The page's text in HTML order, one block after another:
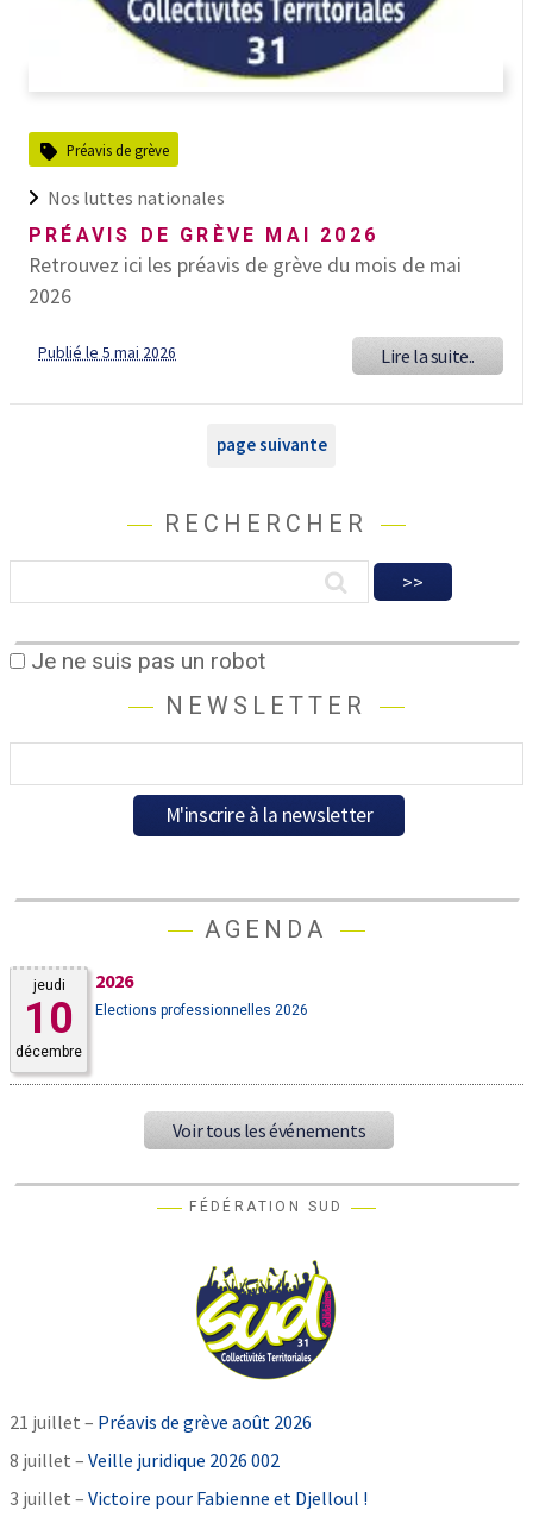
Préavis de grève
Nos luttes nationales
PRÉAVIS DE GRÈVE MAI 2026
Retrouvez ici les préavis de grève du mois de mai
2026
Publié le 5 mai 2026 Lire la suite..
page suivante
RECHERCHER
Je ne suis pas un robot
NEWSLETTER
AGENDA
jeudi
10
décembre
2026
Elections professionnelles 2026
Voir tous les événements
FÉDÉRATION SUD
21 juillet – Préavis de grève août 2026
8 juillet – Veille juridique 2026 002
3 juillet – Victoire pour Fabienne et Djelloul !